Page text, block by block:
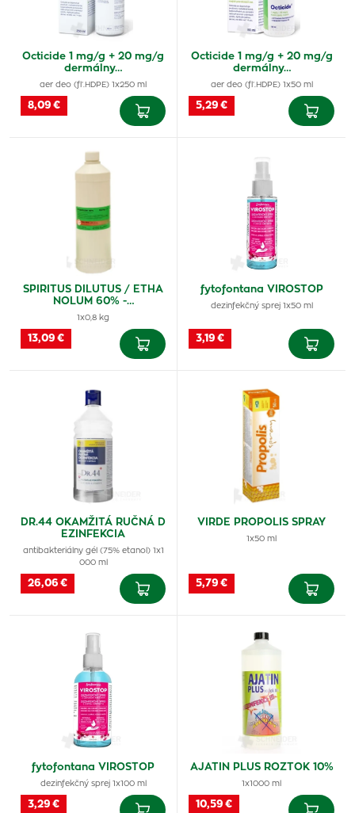
Octicide 1 mg/g + 20 mg/g
dermálny…
aer deo (fľ.HDPE) 1x250 ml
8,09 €
Octicide 1 mg/g + 20 mg/g
dermálny…
aer deo (fľ.HDPE) 1x50 ml
5,29 €
SPIRITUS DILUTUS / ETHA
NOLUM 60% -…
1x0,8 kg
13,09 €
fytofontana VIROSTOP
dezinfekčný sprej 1x50 ml
3,19 €
DR.44 OKAMŽITÁ RUČNÁ D
EZINFEKCIA
antibakteriálny gél (75% etanol) 1x1
000 ml
26,06 €
VIRDE PROPOLIS SPRAY
1x50 ml
5,79 €
fytofontana VIROSTOP
dezinfekčný sprej 1x100 ml
3,29 €
AJATIN PLUS ROZTOK 10%
1x1000 ml
10,59 €